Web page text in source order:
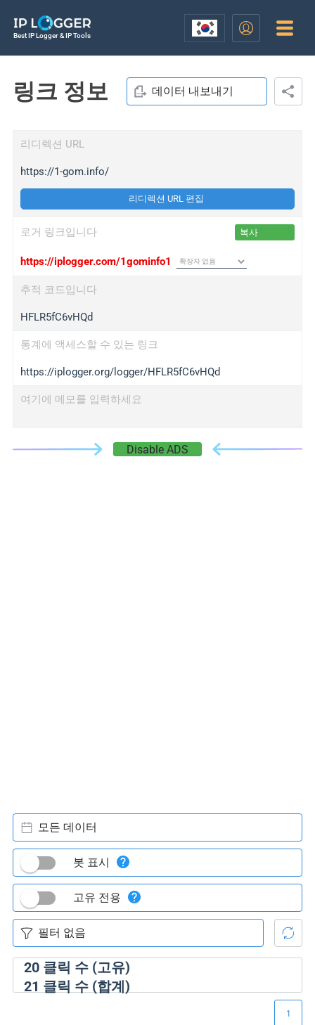
Best IP Logger & IP Tools
링크 정보 데이터 내보내기
리디렉션 URL
https://1-gom.info/
리디렉션 URL 편집
로거 링크입니다 복사
https://iplogger.com/1gominfo1
추적 코드입니다
HFLR5fC6vHQd
통계에 액세스할 수 있는 링크
https://iplogger.org/logger/HFLR5fC6vHQd
여기에 메모를 입력하세요
Disable ADS
20클릭 수 (고유)
21 클릭 수 (합계)
모든 데이터
봇 표시
고유 전용
1